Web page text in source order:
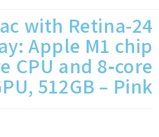
מחשבי אפל
iPhone
with Retina
Apple M1 chip
CPU and 8‑core
512GB – Pink